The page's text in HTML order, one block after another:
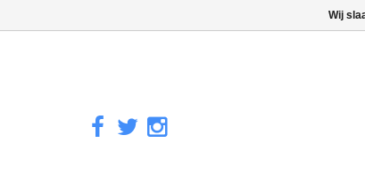
Wij